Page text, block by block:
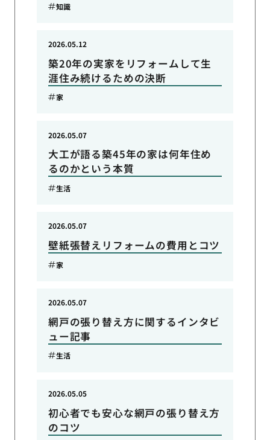
知識
築20年の実家をリフォームして生
涯住み続けるための決断
2026.05.12
家
大工が語る築45年の家は何年住め
るのかという本質
2026.05.07
生活
壁紙張替えリフォームの費用とコツ
2026.05.07
家
網戸の張り替え方に関するインタビ
ュー記事
2026.05.07
生活
初心者でも安心な網戸の張り替え方
のコツ
2026.05.05